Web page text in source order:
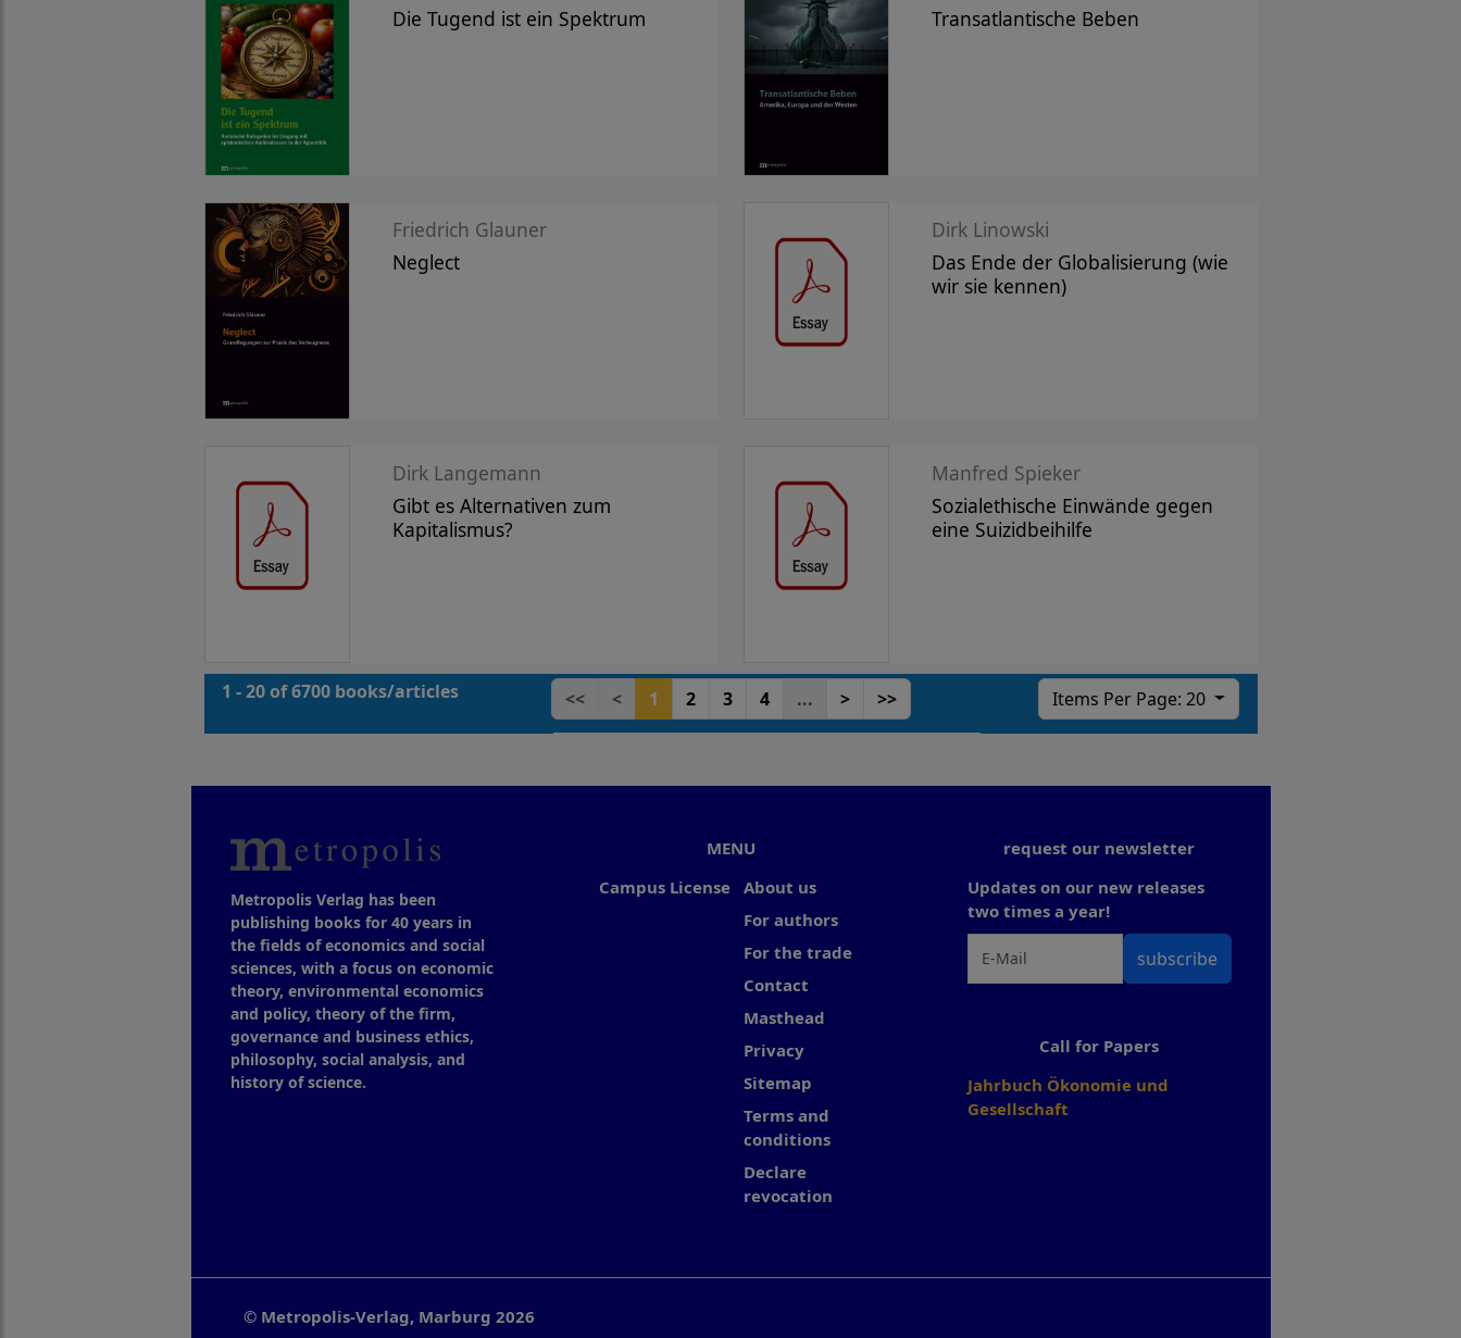
Die Tugend ist ein Spektrum
Transatlantische Beben
Friedrich Glauner
Neglect
Dirk Linowski
Das Ende der Globalisierung (wie
wir sie kennen)
Dirk Langemann
Gibt es Alternativen zum
Kapitalismus?
Manfred Spieker
Sozialethische Einwände gegen
eine Suizidbeihilfe
1 - 20 of 6700 books/articles << < 1 2 3 4 ... > >> Items Per Page: 20
Metropolis Verlag has been
publishing books for 40 years in
the fields of economics and social
sciences, with a focus on economic
theory, environmental economics
and policy, theory of the firm,
governance and business ethics,
philosophy, social analysis, and
history of science.
MENU
Campus License
About us
For authors
For the trade
Contact
Masthead
Privacy
Sitemap
Terms and
conditions
Declare
revocation
request our newsletter
Updates on our new releases
two times a year!
subscribe
Call for Papers
Jahrbuch Ökonomie und
Gesellschaft
© Metropolis-Verlag, Marburg 2026